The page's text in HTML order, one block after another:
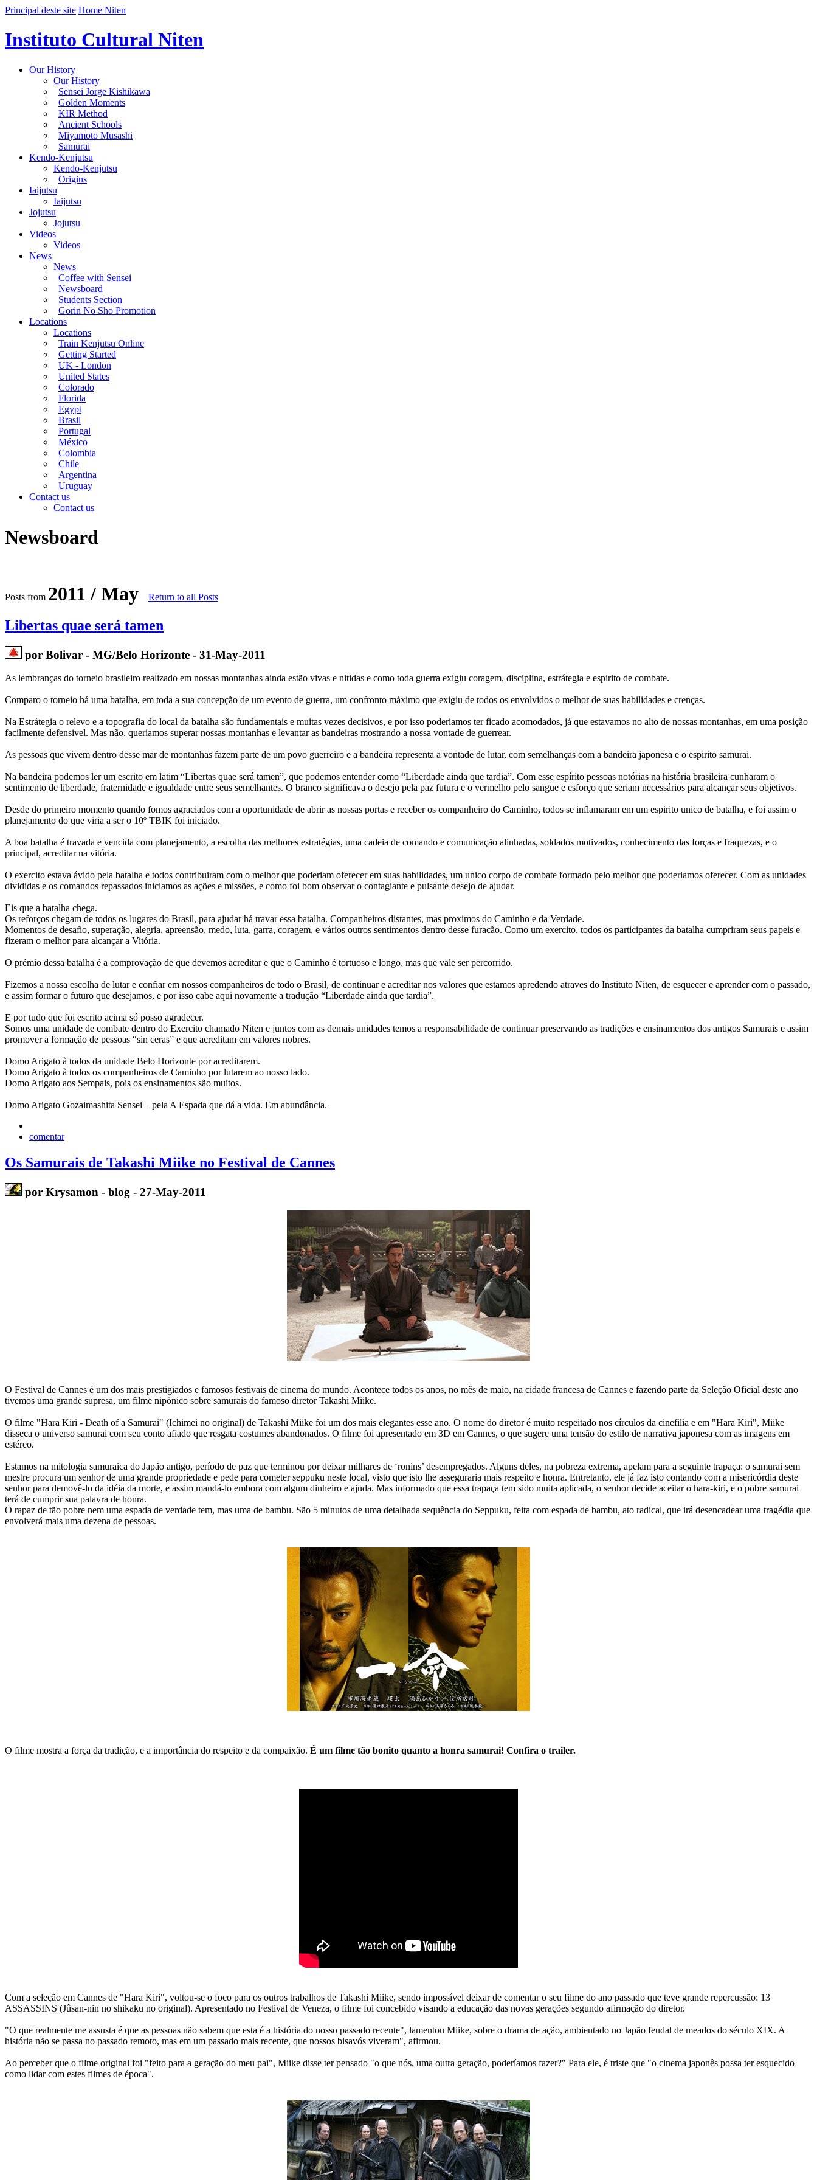
Principal deste site Home Niten
Instituto Cultural Niten
Our History
Our History
Sensei Jorge Kishikawa
Golden Moments
KIR Method
Ancient Schools
Miyamoto Musashi
Samurai
Kendo-Kenjutsu
Kendo-Kenjutsu
Origins
Iaijutsu
Iaijutsu
Jojutsu
Jojutsu
Videos
Videos
News
News
Coffee with Sensei
Newsboard
Students Section
Gorin No Sho Promotion
Locations
Locations
Train Kenjutsu Online
Getting Started
UK - London
United States
Colorado
Florida
Egypt
Brasil
Portugal
México
Colombia
Chile
Argentina
Uruguay
Contact us
Contact us
Newsboard
Posts from 2011 / May Return to all Posts
Libertas quae será tamen
por Bolivar - MG/Belo Horizonte - 31-May-2011
As lembranças do torneio brasileiro realizado em nossas montanhas ainda estão vivas e nitidas e como toda guerra exigiu coragem, disciplina, estrátegia e espirito de combate.
Comparo o torneio há uma batalha, em toda a sua concepção de um evento de guerra, um confronto máximo que exigiu de todos os envolvidos o melhor de suas habilidades e crenças.
Na Estrátegia o relevo e a topografia do local da batalha são fundamentais e muitas vezes decisivos, e por isso poderiamos ter ficado acomodados, já que estavamos no alto de nossas montanhas, em uma posição
facilmente defensivel. Mas não, queriamos superar nossas montanhas e levantar as bandeiras mostrando a nossa vontade de guerrear.
As pessoas que vivem dentro desse mar de montanhas fazem parte de um povo guerreiro e a bandeira representa a vontade de lutar, com semelhanças com a bandeira japonesa e o espirito samurai.
Na bandeira podemos ler um escrito em latim “Libertas quae será tamen”, que podemos entender como “Liberdade ainda que tardia”. Com esse espírito pessoas notórias na história brasileira cunharam o
sentimento de liberdade, fraternidade e igualdade entre seus semelhantes. O branco significava o desejo pela paz futura e o vermelho pelo sangue e esforço que seriam necessários para alcançar seus objetivos.
Desde do primeiro momento quando fomos agraciados com a oportunidade de abrir as nossas portas e receber os companheiro do Caminho, todos se inflamaram em um espirito unico de batalha, e foi assim o
planejamento do que viria a ser o 10º TBIK foi iniciado.
A boa batalha é travada e vencida com planejamento, a escolha das melhores estratégias, uma cadeia de comando e comunicação alinhadas, soldados motivados, conhecimento das forças e fraquezas, e o
principal, acreditar na vitória.
O exercito estava ávido pela batalha e todos contribuiram com o melhor que poderiam oferecer em suas habilidades, um unico corpo de combate formado pelo melhor que poderiamos oferecer. Com as unidades
divididas e os comandos repassados iniciamos as ações e missões, e como foi bom observar o contagiante e pulsante desejo de ajudar.
Eis que a batalha chega.
Os reforços chegam de todos os lugares do Brasil, para ajudar há travar essa batalha. Companheiros distantes, mas proximos do Caminho e da Verdade.
Momentos de desafio, superação, alegria, apreensão, medo, luta, garra, coragem, e vários outros sentimentos dentro desse furacão. Como um exercito, todos os participantes da batalha cumpriram seus papeis e
fizeram o melhor para alcançar a Vitória.
O prémio dessa batalha é a comprovação de que devemos acreditar e que o Caminho é tortuoso e longo, mas que vale ser percorrido.
Fizemos a nossa escolha de lutar e confiar em nossos companheiros de todo o Brasil, de continuar e acreditar nos valores que estamos apredendo atraves do Instituto Niten, de esquecer e aprender com o passado,
e assim formar o futuro que desejamos, e por isso cabe aqui novamente a tradução “Liberdade ainda que tardia”.
E por tudo que foi escrito acima só posso agradecer.
Somos uma unidade de combate dentro do Exercito chamado Niten e juntos com as demais unidades temos a responsabilidade de continuar preservando as tradições e ensinamentos dos antigos Samurais e assim
promover a formação de pessoas “sin ceras” e que acreditam em valores nobres.
Domo Arigato à todos da unidade Belo Horizonte por acreditarem.
Domo Arigato à todos os companheiros de Caminho por lutarem ao nosso lado.
Domo Arigato aos Sempais, pois os ensinamentos são muitos.
Domo Arigato Gozaimashita Sensei – pela A Espada que dá a vida. Em abundância.
comentar
Os Samurais de Takashi Miike no Festival de Cannes
por Krysamon - blog - 27-May-2011
O Festival de Cannes é um dos mais prestigiados e famosos festivais de cinema do mundo. Acontece todos os anos, no mês de maio, na cidade francesa de Cannes e fazendo parte da Seleção Oficial deste ano
tivemos uma grande supresa, um filme nipônico sobre samurais do famoso diretor Takashi Miike.
O filme "Hara Kiri - Death of a Samurai" (Ichimei no original) de Takashi Miike foi um dos mais elegantes esse ano. O nome do diretor é muito respeitado nos círculos da cinefilia e em "Hara Kiri", Miike
disseca o universo samurai com seu conto afiado que resgata costumes abandonados. O filme foi apresentado em 3D em Cannes, o que sugere uma tensão do estilo de narrativa japonesa com as imagens em
estéreo.
Estamos na mitologia samuraica do Japão antigo, período de paz que terminou por deixar milhares de ‘ronins’ desempregados. Alguns deles, na pobreza extrema, apelam para a seguinte trapaça: o samurai sem
mestre procura um senhor de uma grande propriedade e pede para cometer seppuku neste local, visto que isto lhe asseguraria mais respeito e honra. Entretanto, ele já faz isto contando com a misericórdia deste
senhor para demovê-lo da idéia da morte, e assim mandá-lo embora com algum dinheiro e ajuda. Mas informado que essa trapaça tem sido muita aplicada, o senhor decide aceitar o hara-kiri, e o pobre samurai
terá de cumprir sua palavra de honra.
O rapaz de tão pobre nem uma espada de verdade tem, mas uma de bambu. São 5 minutos de uma detalhada sequência do Seppuku, feita com espada de bambu, ato radical, que irá desencadear uma tragédia que
envolverá mais uma dezena de pessoas.
O filme mostra a força da tradição, e a importância do respeito e da compaixão. É um filme tão bonito quanto a honra samurai! Confira o trailer.
Com a seleção em Cannes de "Hara Kiri", voltou-se o foco para os outros trabalhos de Takashi Miike, sendo impossível deixar de comentar o seu filme do ano passado que teve grande repercussão: 13
ASSASSINS (Jûsan-nin no shikaku no original). Apresentado no Festival de Veneza, o filme foi concebido visando a educação das novas gerações segundo afirmação do diretor.
"O que realmente me assusta é que as pessoas não sabem que esta é a história do nosso passado recente", lamentou Miike, sobre o drama de ação, ambientado no Japão feudal de meados do século XIX. A
história não se passa no passado remoto, mas em um passado mais recente, que nossos bisavós viveram", afirmou.
Ao perceber que o filme original foi "feito para a geração do meu pai", Miike disse ter pensado "o que nós, uma outra geração, poderíamos fazer?" Para ele, é triste que "o cinema japonês possa ter esquecido
como lidar com estes filmes de época".